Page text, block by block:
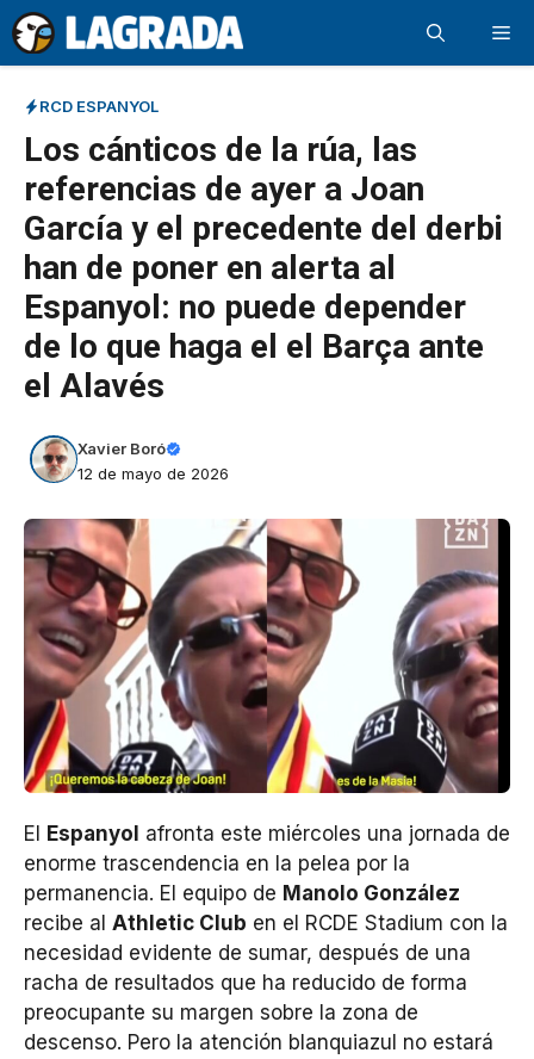
Saltar
al
contenido
RCD ESPANYOL
Los cánticos de la rúa, las
referencias de ayer a Joan
García y el precedente del derbi
han de poner en alerta al
Espanyol: no puede depender
de lo que haga el el Barça ante
el Alavés
Xavier Boró
12 de mayo de 2026
El Espanyol afronta este miércoles una jornada de
enorme trascendencia en la pelea por la
permanencia. El equipo de Manolo González
recibe al Athletic Club en el RCDE Stadium con la
necesidad evidente de sumar, después de una
racha de resultados que ha reducido de forma
preocupante su margen sobre la zona de
descenso. Pero la atención blanquiazul no estará